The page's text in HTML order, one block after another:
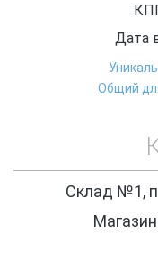
Дата
Общий
Склад №1,